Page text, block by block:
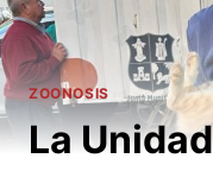
ZOONOSIS
La